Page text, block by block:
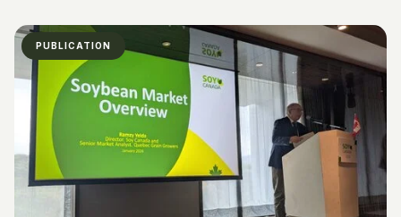
PUBLICATION